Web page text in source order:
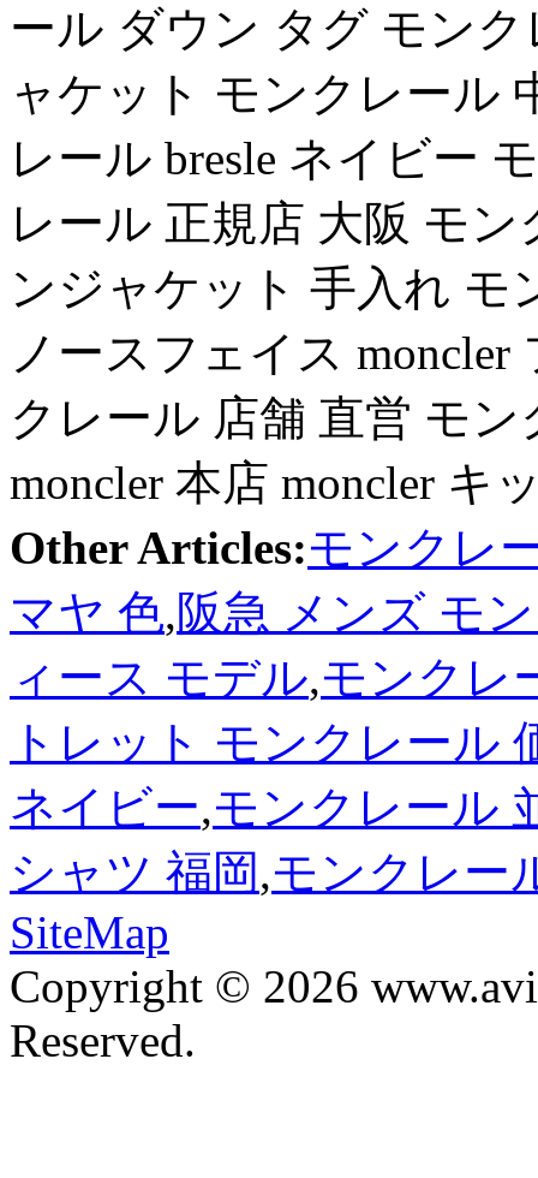
ール ダウン タグ モン
ャケット モンクレール
レール bresle ネイビー
レール 正規店 大阪 モ
ンジャケット 手入れ モ
ノースフェイス
クレール 店舗 直営 モ
moncler 本店 moncler キ
Other Articles:モンクレ
マヤ 色,阪急 メンズ モ
ィース モデル,モンクレ
トレット モンクレール
ネイビー,モンクレール
シャツ 福岡,モンクレー
SiteMap
Copyright © 2026
Reserved.